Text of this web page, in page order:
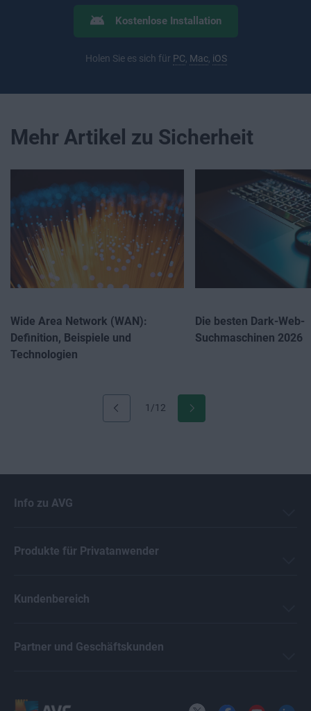
Kostenlose Installation
Holen Sie es sich für PC Mac, iOS
Mehr Artikel zu Sicherheit
1/12
Wide Area Network (WAN):
Definition, Beispiele und
Technologien
Die besten Dark-Web-
Suchmaschinen 2026
Info zu AVG
Produkte für Privatanwender
Kundenbereich
Partner und Geschäftskunden